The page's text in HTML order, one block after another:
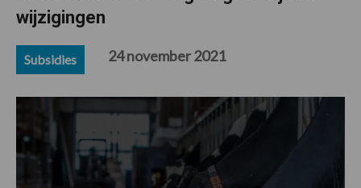
wijzigingen
Subsidies 24 november 2021